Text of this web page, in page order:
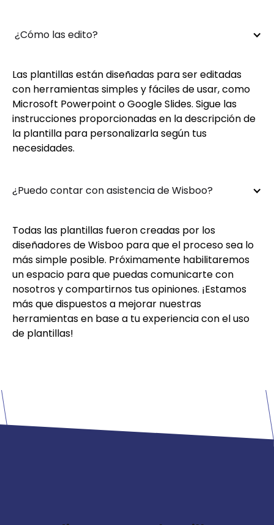
¿Cómo las edito?
Las plantillas están diseñadas para ser editadas
con herramientas simples y fáciles de usar, como
Microsoft Powerpoint o Google Slides. Sigue las
instrucciones proporcionadas en la descripción de
la plantilla para personalizarla según tus
necesidades.
¿Puedo contar con asistencia de Wisboo?
Todas las plantillas fueron creadas por los
diseñadores de Wisboo para que el proceso sea lo
más simple posible. Próximamente habilitaremos
un espacio para que puedas comunicarte con
nosotros y compartirnos tus opiniones. ¡Estamos
más que dispuestos a mejorar nuestras
herramientas en base a tu experiencia con el uso
de plantillas!